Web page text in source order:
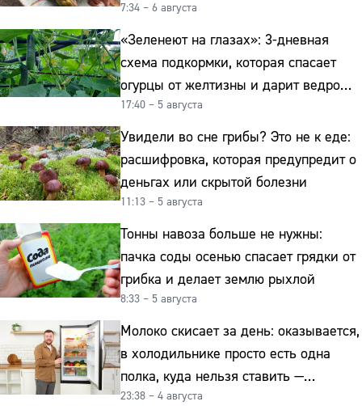
7:34 – 6 августа
«Зеленеют на глазах»: 3-дневная
схема подкормки, которая спасает
огурцы от желтизны и дарит ведро
урожая
17:40 – 5 августа
Увидели во сне грибы? Это не к еде:
расшифровка, которая предупредит о
деньгах или скрытой болезни
11:13 – 5 августа
Тонны навоза больше не нужны:
пачка соды осенью спасает грядки от
грибка и делает землю рыхлой
8:33 – 5 августа
Молоко скисает за день: оказывается,
в холодильнике просто есть одна
полка, куда нельзя ставить —
превращает свежие продукты
23:38 – 4 августа